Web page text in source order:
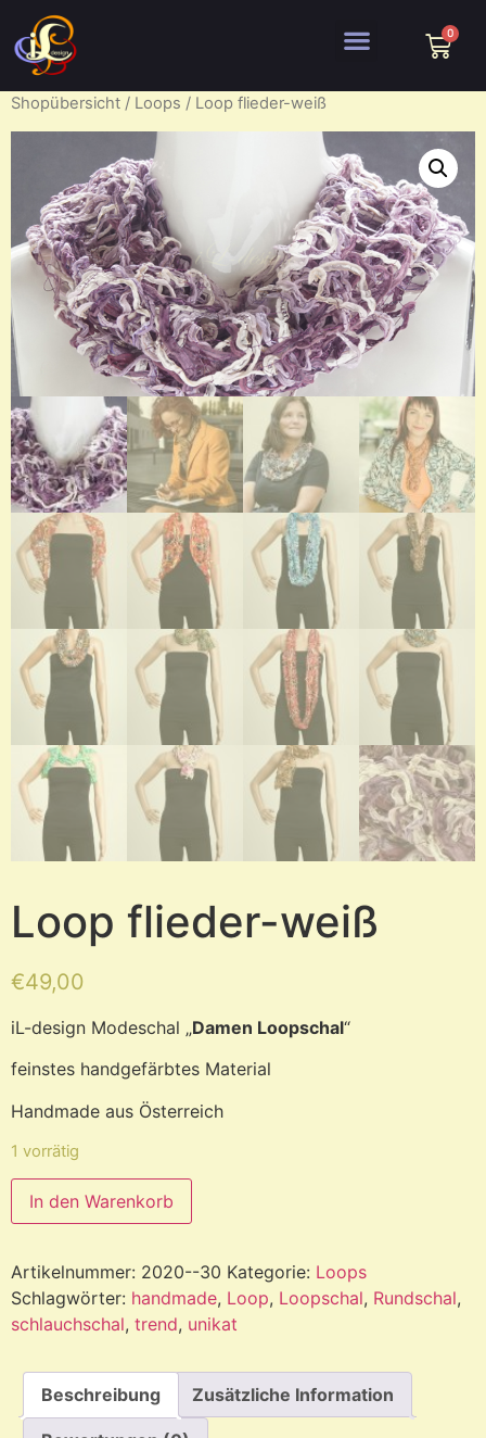
Shopübersicht / Loops / Loop flieder-weiß
Loop flieder-weiß
€49,00
iL-design Modeschal „Damen Loopschal“
feinstes handgefärbtes Material
Handmade aus Österreich
1 vorrätig
In den Warenkorb
Artikelnummer: 2020--30 Kategorie: Loops
Schlagwörter: handmade, Loop, Loopschal, Rundschal,
schlauchschal, trend, unikat
Beschreibung Zusätzliche Information